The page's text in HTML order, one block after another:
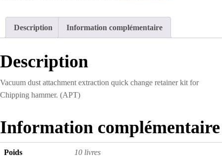
HammerDescription Information complémentaire
Description
Vacuum dust attachment extraction quick change retainer kit for
Chipping hammer. (APT)
Information complémentaire
Poids 10 livres